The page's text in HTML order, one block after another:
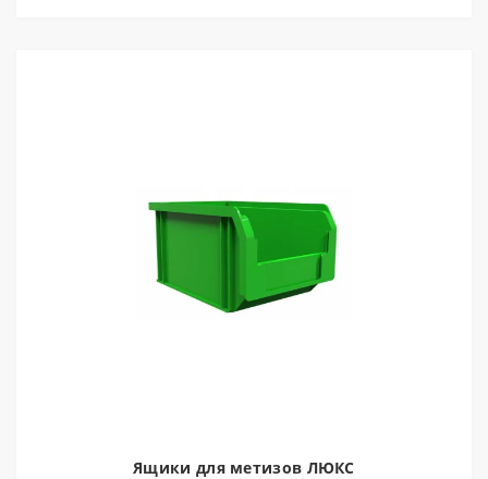
Ящики для метизов ЛЮКС